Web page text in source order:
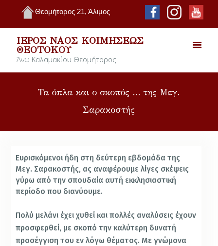
Θεομήτορος 21, Άλιμος
ΙΕΡΌΣ ΝΑΌΣ ΚΟΙΜΉΣΕΩΣ
ΘΕΟΤΌΚΟΥ
Άνω Καλαμακίου Θεομήτορος
Τα όπλα και ο σκοπός … της Μεγ.
Σαρακοστής
Ευρισκόμενοι ήδη στη δεύτερη εβδομάδα της
Μεγ. Σαρακοστής, ας αναφέρουμε λίγες σκέψεις
γύρω από την σπουδαία αυτή εκκλησιαστική
περίοδο που διανύουμε.
Πολύ μελάνι έχει χυθεί και πολλές αναλύσεις έχουν
προσφερθεί, με σκοπό την καλύτερη δυνατή
προσέγγιση του εν λόγω θέματος. Με γνώμονα